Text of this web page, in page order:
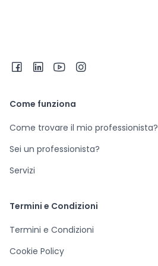
Come funziona
Come trovare il mio professionista?
Sei un professionista?
Servizi
Termini e Condizioni
Termini e Condizioni
Cookie Policy